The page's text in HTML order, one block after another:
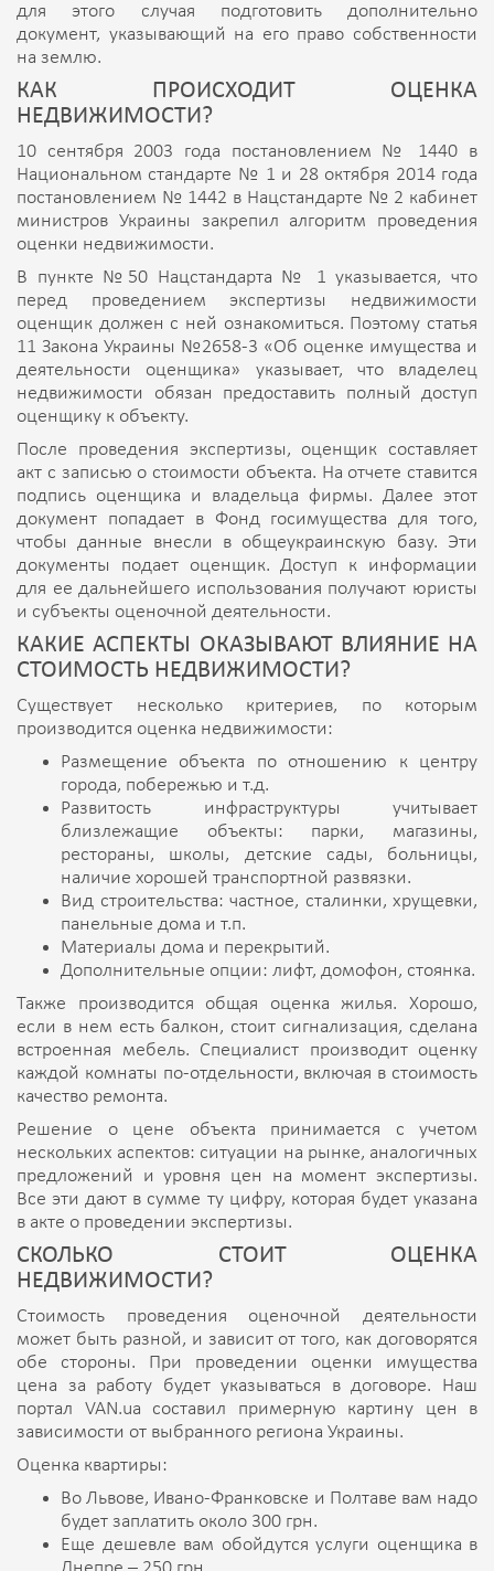
для этого случая подготовить дополнительно
документ, указывающий на его право собственности
на землю.
КАК ПРОИСХОДИТ ОЦЕНКА
НЕДВИЖИМОСТИ?
10 сентября 2003 года постановлением № 1440 в
Национальном стандарте № 1 и 28 октября 2014 года
постановлением № 1442 в Нацстандарте № 2 кабинет
министров Украины закрепил алгоритм проведения
оценки недвижимости.
В пункте №50 Нацстандарта № 1 указывается, что
перед проведением экспертизы недвижимости
оценщик должен с ней ознакомиться. Поэтому статья
11 Закона Украины №2658-3 «Об оценке имущества и
деятельности оценщика» указывает, что владелец
недвижимости обязан предоставить полный доступ
оценщику к объекту.
После проведения экспертизы, оценщик составляет
акт с записью о стоимости объекта. На отчете ставится
подпись оценщика и владельца фирмы. Далее этот
документ попадает в Фонд госимущества для того,
чтобы данные внесли в общеукраинскую базу. Эти
документы подает оценщик. Доступ к информации
для ее дальнейшего использования получают юристы
и субъекты оценочной деятельности.
КАКИЕ АСПЕКТЫ ОКАЗЫВАЮТ ВЛИЯНИЕ НА
СТОИМОСТЬ НЕДВИЖИМОСТИ?
Существует несколько критериев, по которым
производится оценка недвижимости:
Размещение объекта по отношению к центру
города, побережью и т.д.
Развитость инфраструктуры учитывает
близлежащие объекты: парки, магазины,
рестораны, школы, детские сады, больницы,
наличие хорошей транспортной развязки.
Вид строительства: частное, сталинки, хрущевки,
панельные дома и т.п.
Материалы дома и перекрытий.
Дополнительные опции: лифт, домофон, стоянка.
Также производится общая оценка жилья. Хорошо,
если в нем есть балкон, стоит сигнализация, сделана
встроенная мебель. Специалист производит оценку
каждой комнаты по-отдельности, включая в стоимость
качество ремонта.
Решение о цене объекта принимается с учетом
нескольких аспектов: ситуации на рынке, аналогичных
предложений и уровня цен на момент экспертизы.
Все эти дают в сумме ту цифру, которая будет указана
в акте о проведении экспертизы.
СКОЛЬКО СТОИТ ОЦЕНКА
НЕДВИЖИМОСТИ?
Стоимость проведения оценочной деятельности
может быть разной, и зависит от того, как договорятся
обе стороны. При проведении оценки имущества
цена за работу будет указываться в договоре. Наш
портал VAN.ua составил примерную картину цен в
зависимости от выбранного региона Украины.
Оценка квартиры:
Во Львове, Ивано-Франковске и Полтаве вам надо
будет заплатить около 300 грн.
Еще дешевле вам обойдутся услуги оценщика в